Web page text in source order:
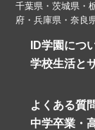
千葉県・茨城県・
府・兵庫県・奈良
ID学園につ
学校生活と
よくある質
中学卒業・